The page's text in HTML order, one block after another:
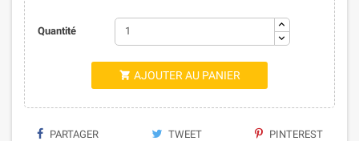
Quantité
 AJOUTER AU PANIER
PARTAGER TWEET PINTEREST